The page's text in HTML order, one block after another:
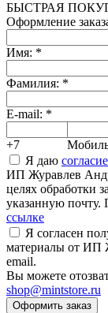
БЫСТРАЯ
Оформление
Имя: *
Фамилия: *
E-mail: *
+7
Я даю
ИП Журавлев
целях обработки
указанную
ссылке
Я согласен
материалы от ИП
email.
Вы можете
shop@mintstore.ru
Оформить заказ